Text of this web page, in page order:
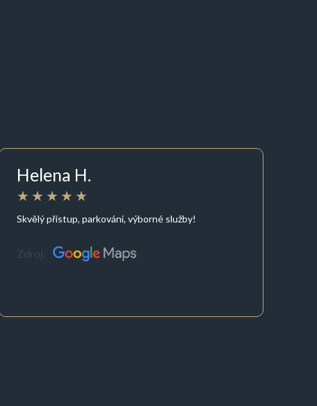
Helena H.
Skvělý přístup, parkování, výborné služby!
Zdroj: